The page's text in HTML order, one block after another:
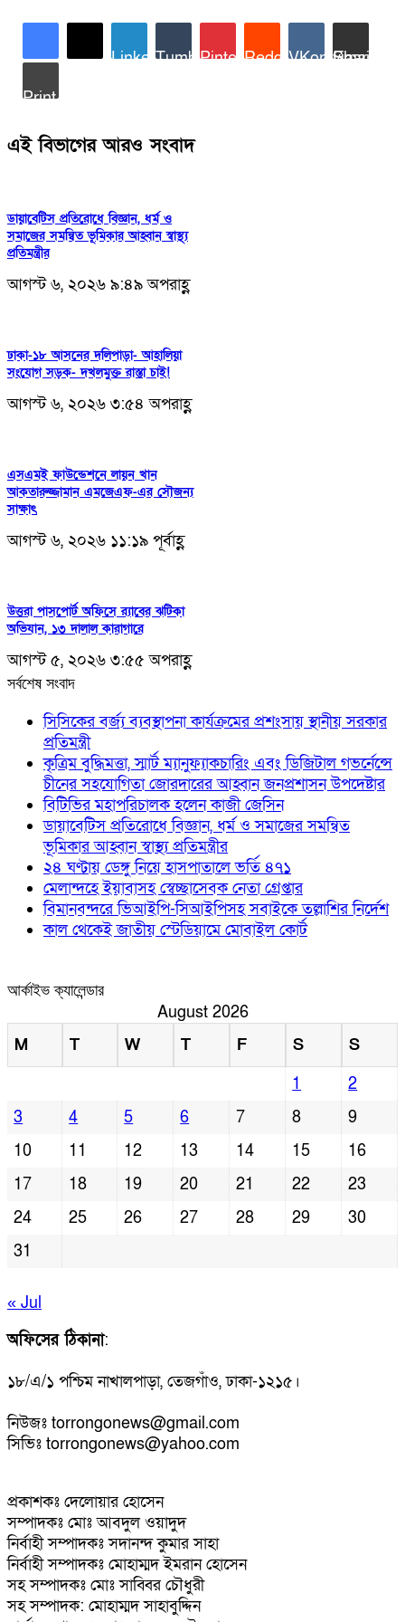
LinkedInTumblrPinterestRedditVKontakte
Share via Email
Print
এই বিভাগের আরও সংবাদ
ডায়াবেটিস প্রতিরোধে বিজ্ঞান, ধর্ম ও
সমাজের সমন্বিত ভূমিকার আহ্বান স্বাস্থ্য
প্রতিমন্ত্রীর
আগস্ট ৬, ২০২৬ ৯:৪৯ অপরাহ্ণ
ঢাকা-১৮ আসনের দলিপাড়া- আহালিয়া
সংযোগ সড়ক- দখলমুক্ত রাস্তা চাই!
আগস্ট ৬, ২০২৬ ৩:৫৪ অপরাহ্ণ
এসএমই ফাউন্ডেশনে লায়ন খান
আকতারুজ্জামান এমজেএফ-এর সৌজন্য
সাক্ষাৎ
আগস্ট ৬, ২০২৬ ১১:১৯ পূর্বাহ্ণ
উত্তরা পাসপোর্ট অফিসে র‍্যাবের ঝটিকা
অভিযান, ১৩ দালাল কারাগারে
আগস্ট ৫, ২০২৬ ৩:৫৫ অপরাহ্ণ
সর্বশেষ সংবাদ
সিসিকের বর্জ্য ব্যবস্থাপনা কার্যক্রমের প্রশংসায় স্থানীয় সরকার
প্রতিমন্ত্রী
কৃত্রিম বুদ্ধিমত্তা, স্মার্ট ম্যানুফ্যাকচারিং এবং ডিজিটাল গভর্নেন্সে
চীনের সহযোগিতা জোরদারের আহ্বান জনপ্রশাসন উপদেষ্টার
বিটিভির মহাপরিচালক হলেন কাজী জেসিন
ডায়াবেটিস প্রতিরোধে বিজ্ঞান, ধর্ম ও সমাজের সমন্বিত
ভূমিকার আহ্বান স্বাস্থ্য প্রতিমন্ত্রীর
২৪ ঘণ্টায় ডেঙ্গু নিয়ে হাসপাতালে ভর্তি ৪৭১
মেলান্দহে ইয়াবাসহ স্বেচ্ছাসেবক নেতা গ্রেপ্তার
বিমানবন্দরে ভিআইপি-সিআইপিসহ সবাইকে তল্লাশির নির্দেশ
কাল থেকেই জাতীয় স্টেডিয়ামে মোবাইল কোর্ট
আর্কাইভ ক্যালেন্ডার
August 2026
M
T W T F S
S
1
2
3
4 5 6 7 8
9
10
11 12 13 14 15
16
17
18 19 20 21 22
23
24
25 26 27 28 29
30
31
« Jul
অফিসের ঠিকানা:
১৮/এ/১ পশ্চিম নাখালপাড়া, তেজগাঁও, ঢাকা-১২১৫।
নিউজঃ torrongonews@gmail.com
সিভিঃ torrongonews@yahoo.com
প্রকাশকঃ দেলোয়ার হোসেন
সম্পাদকঃ মোঃ আবদুল ওয়াদুদ
নির্বাহী সম্পাদকঃ সদানন্দ কুমার সাহা
নির্বাহী সম্পাদকঃ মোহাম্মদ ইমরান হোসেন
সহ সম্পাদকঃ মোঃ সাব্বির চৌধুরী
সহ সম্পাদক: মোহাম্মদ সাহাবুদ্দিন